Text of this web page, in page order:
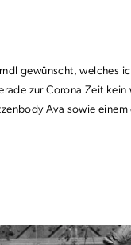
gewünscht, welches
zur Corona Zeit
Ava sowie